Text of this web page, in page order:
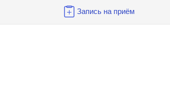
Запись на приём